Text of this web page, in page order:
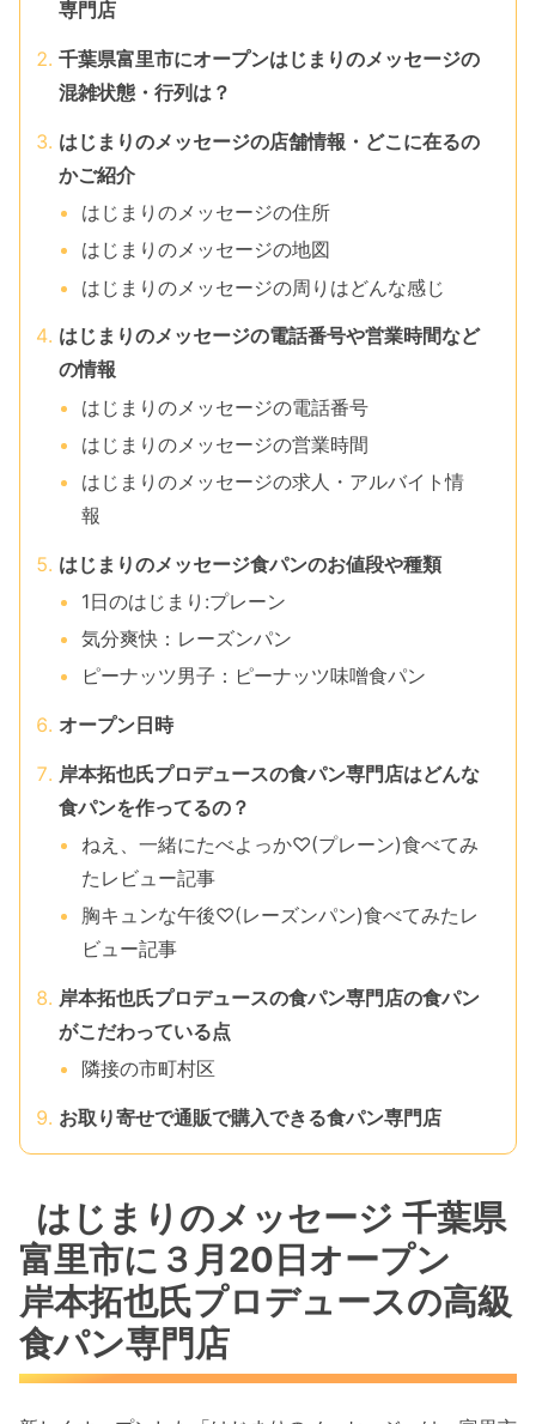
専門店
千葉県富里市にオープンはじまりのメッセージの
混雑状態・行列は？
はじまりのメッセージの店舗情報・どこに在るの
かご紹介
はじまりのメッセージの住所
はじまりのメッセージの地図
はじまりのメッセージの周りはどんな感じ
はじまりのメッセージの電話番号や営業時間など
の情報
はじまりのメッセージの電話番号
はじまりのメッセージの営業時間
はじまりのメッセージの求人・アルバイト情
報
はじまりのメッセージ食パンのお値段や種類
1日のはじまり:プレーン
気分爽快：レーズンパン
ピーナッツ男子：ピーナッツ味噌食パン
オープン日時
岸本拓也氏プロデュースの食パン専門店はどんな
食パンを作ってるの？
ねえ、一緒にたべよっか♡(プレーン)食べてみ
たレビュー記事
胸キュンな午後♡(レーズンパン)食べてみたレ
ビュー記事
岸本拓也氏プロデュースの食パン専門店の食パン
がこだわっている点
隣接の市町村区
お取り寄せで通販で購入できる食パン専門店
はじまりのメッセージ 千葉県
富里市に３月20日オープン
岸本拓也氏プロデュースの高級
食パン専門店